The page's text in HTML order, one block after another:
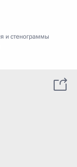
и стенограммы